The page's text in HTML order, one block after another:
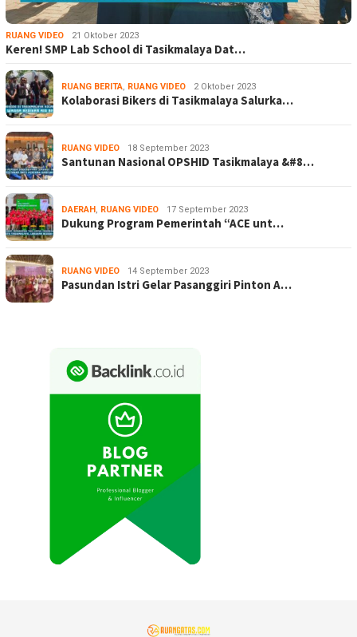
RUANG VIDEO 21 Oktober 2023
Keren! SMP Lab School di Tasikmalaya Dat…
RUANG BERITA, RUANG VIDEO 2 Oktober 2023
Kolaborasi Bikers di Tasikmalaya Salurka…
RUANG VIDEO 18 September 2023
Santunan Nasional OPSHID Tasikmalaya &#8…
DAERAH, RUANG VIDEO 17 September 2023
Dukung Program Pemerintah “ACE unt…
RUANG VIDEO 14 September 2023
Pasundan Istri Gelar Pasanggiri Pinton A…